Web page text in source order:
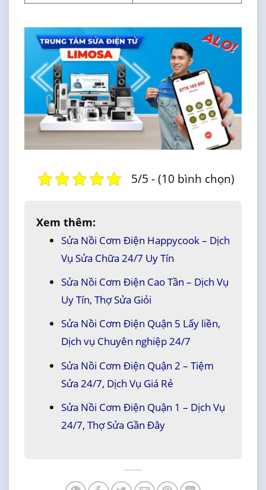
5/5 - (10 bình chọn)
Xem thêm:
Sửa Nồi Cơm Điện Happycook – Dịch
Vụ Sửa Chữa 24/7 Uy Tín
Sửa Nồi Cơm Điện Cao Tần – Dịch Vụ
Uy Tín, Thợ Sửa Giỏi
Sửa Nồi Cơm Điện Quận 5 Lấy liền,
Dịch vụ Chuyên nghiệp 24/7
Sửa Nồi Cơm Điện Quận 2 – Tiệm
Sửa 24/7, Dịch Vụ Giá Rẻ
Sửa Nồi Cơm Điện Quận 1 – Dịch Vụ
24/7, Thợ Sửa Gần Đây